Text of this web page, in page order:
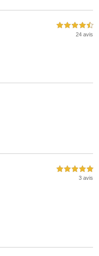
4,5 étoiles sur 5
24 avis
5,0 étoiles sur 5
3 avis